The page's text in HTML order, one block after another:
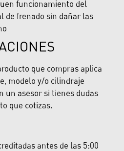
funcionamiento del
de frenado sin dañar las
que compras aplica
modelo y/o cilindraje
un asesor si tienes dudas
que cotizas.
antes de las 5:00